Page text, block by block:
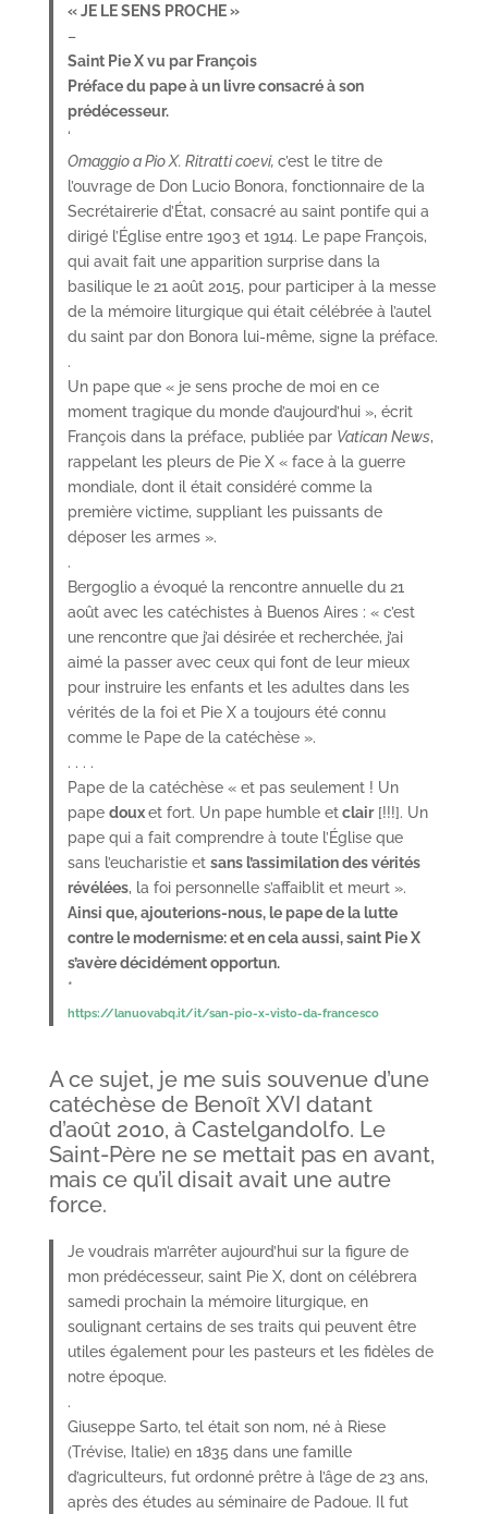
« JE LE SENS PROCHE »
–
Saint Pie X vu par François
Préface du pape à un livre consacré à son
prédécesseur.
‘
Omaggio a Pio X. Ritratti coevi,c’est le titre de
l’ouvrage de Don Lucio Bonora, fonctionnaire de la
Secrétairerie d’État, consacré au saint pontife qui a
dirigé l’Église entre 1903 et 1914. Le pape François,
qui avait fait une apparition surprise dans la
basilique le 21 août 2015, pour participer à la messe
de la mémoire liturgique qui était célébrée à l’autel
du saint par don Bonora lui-même, signe la préface.
.
Un pape que « je sens proche de moi en ce
moment tragique du monde d’aujourd’hui », écrit
François dans la préface, publiée par Vatican News,
rappelant les pleurs de Pie X « face à la guerre
mondiale, dont il était considéré comme la
première victime, suppliant les puissants de
déposer les armes ».
.
Bergoglio a évoqué la rencontre annuelle du 21
août avec les catéchistes à Buenos Aires : « c’est
une rencontre que j’ai désirée et recherchée, j’ai
aimé la passer avec ceux qui font de leur mieux
pour instruire les enfants et les adultes dans les
vérités de la foi et Pie X a toujours été connu
comme le Pape de la catéchèse ».
. . . .
Pape de la catéchèse « et pas seulement ! Un
papedouxet fort. Un pape humble etclair[!!!]. Un
pape qui a fait comprendre à toute l’Église que
sans l’eucharistie etsans l’assimilation des vérités
révélées, la foi personnelle s’affaiblit et meurt ».
Ainsi que, ajouterions-nous, le pape de la lutte
contre le modernisme: et en cela aussi, saint Pie X
s’avère décidément opportun.
*
https://lanuovabq.it/it/san-pio-x-visto-da-francesco
A ce sujet, je me suis souvenue d’une
catéchèse de Benoît XVI datant
d’août 2010, à Castelgandolfo. Le
Saint-Père ne se mettait pas en avant,
mais ce qu’il disait avait une autre
force.
Je voudrais m’arrêter aujourd’hui sur la figure de
mon prédécesseur, saint Pie X, dont on célébrera
samedi prochain la mémoire liturgique, en
soulignant certains de ses traits qui peuvent être
utiles également pour les pasteurs et les fidèles de
notre époque.
.
Giuseppe Sarto, tel était son nom, né à Riese
(Trévise, Italie) en 1835 dans une famille
d’agriculteurs, fut ordonné prêtre à l’âge de 23 ans,
après des études au séminaire de Padoue. Il fut